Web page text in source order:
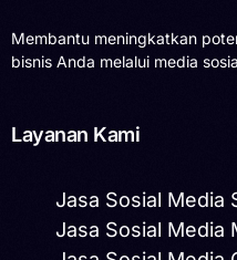
Membantu meningkatkan
bisnis Anda melalui media
Layanan Kami
Jasa Sosial Media
Jasa Sosial Media